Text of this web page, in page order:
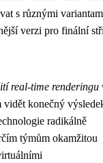
s různými
verzi pro finální
real-time renderingu
vidět konečný
radikálně
týmům okamžitou